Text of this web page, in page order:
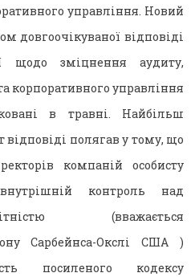
управління. Новий
довгоочікуваної відповіді
щодо зміцнення аудиту,
корпоративного управління
в травні. Найбільш
полягав у тому, що
компаній особисту
контроль над
(вважається
Сарбейнса-Окслі США )
посиленого кодексу